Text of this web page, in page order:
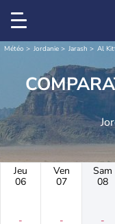
Météo Jordanie Jarash Al
Jeu
06
-
Ven
07
-
Sam
08
-